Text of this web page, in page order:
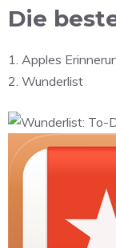
Die
1. Apples
2. Wunderlist